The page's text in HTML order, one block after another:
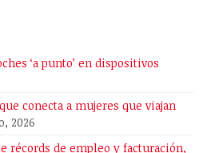
‘a punto’ en dispositivos
conecta a mujeres que viajan
2026
récords de empleo y facturación,